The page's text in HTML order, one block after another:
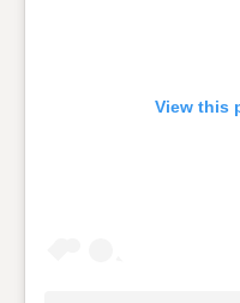
View this